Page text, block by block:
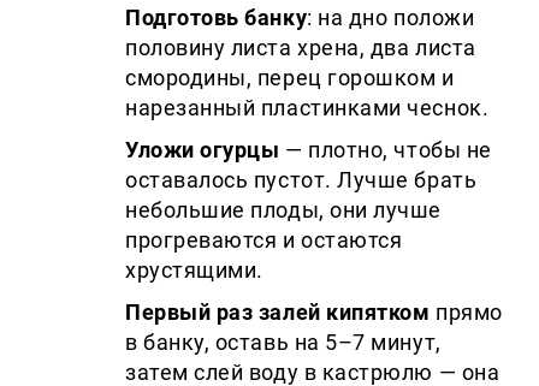
Подготовь банку: на дно положи
половину листа хрена, два листа
смородины, перец горошком и
нарезанный пластинками чеснок.
Уложи огурцы — плотно, чтобы не
оставалось пустот. Лучше брать
небольшие плоды, они лучше
прогреваются и остаются
хрустящими.
Первый раз залей кипятком прямо
в банку, оставь на 5–7 минут,
затем слей воду в кастрюлю — она